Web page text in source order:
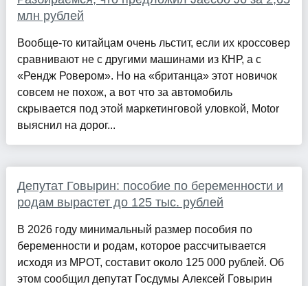
млн рублей
Вообще-то китайцам очень льстит, если их кроссовер
сравнивают не с другими машинами из КНР, а с
«Рендж Ровером». Но на «британца» этот новичок
совсем не похож, а вот что за автомобиль
скрывается под этой маркетинговой уловкой, Motor
выяснил на дорог...
Депутат Говырин: пособие по беременности и
родам вырастет до 125 тыс. рублей
В 2026 году минимальный размер пособия по
беременности и родам, которое рассчитывается
исходя из МРОТ, составит около 125 000 рублей. Об
этом сообщил депутат Госдумы Алексей Говырин